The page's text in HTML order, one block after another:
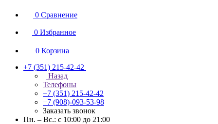
0 Сравнение
0 Избранное
0 Корзина
+7 (351) 215-42-42
Назад
Телефоны
+7 (351) 215-42-42
+7 (908)-093-53-98
Заказать звонок
Пн. – Вс.: с 10:00 до 21:00